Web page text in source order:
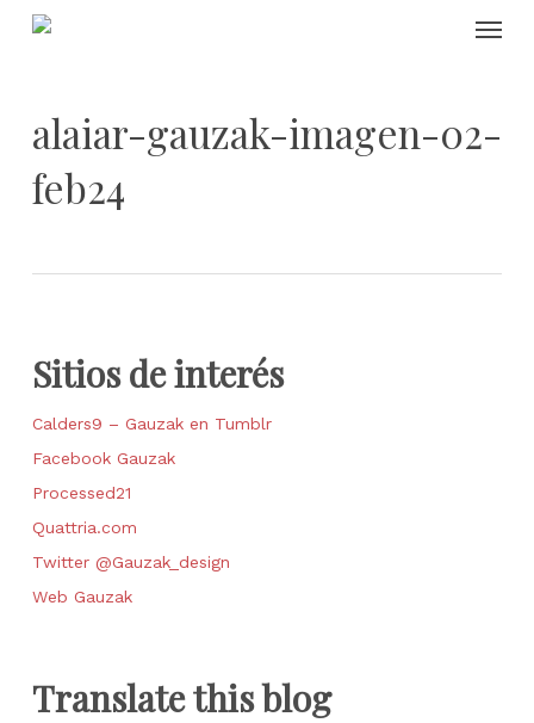
Skip
alaiar-gauzak-imagen-02-
feb24
Sitios de interés
Calders9 – Gauzak en Tumblr
Facebook Gauzak
Processed21
Quattria.com
Twitter @Gauzak_design
Web Gauzak
Translate this blog